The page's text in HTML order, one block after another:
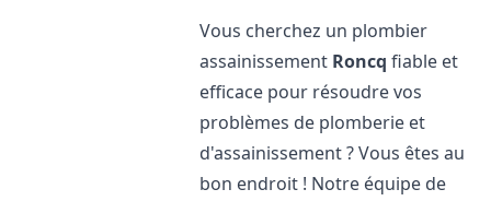
Vous cherchez un plombier
assainissement Roncq fiable et
efficace pour résoudre vos
problèmes de plomberie et
d'assainissement ? Vous êtes au
bon endroit ! Notre équipe de